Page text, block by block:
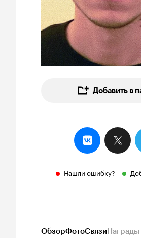
Добавить в
Нашли ошибку?
ОбзорФотоСвязиНаграды